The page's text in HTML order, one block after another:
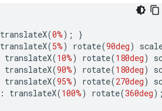
translateX(0%);
}
translateX(5%) rotate(90deg)
translateX(10%) rotate(180deg)
translateX(90%) rotate(180deg)
translateX(95%) rotate(270deg)
: translateX(100%) rotate(360deg